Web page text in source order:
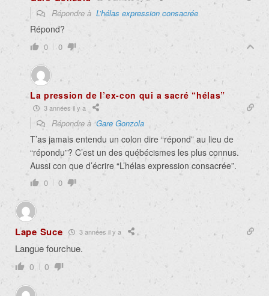
Répondre à L’hélas expression consacrée
Répond?
0 0
La pression de l’ex-con qui a sacré “hélas”
3 années il y a
Répondre àGare Gonzola
T’as jamais entendu un colon dire “répond” au lieu de
“répondu”? C’est un des québécismes les plus connus.
Aussi con que d’écrire “L’hélas expression consacrée”.
0 0
Lape Suce 3 années il y a
Langue fourchue.
0 0